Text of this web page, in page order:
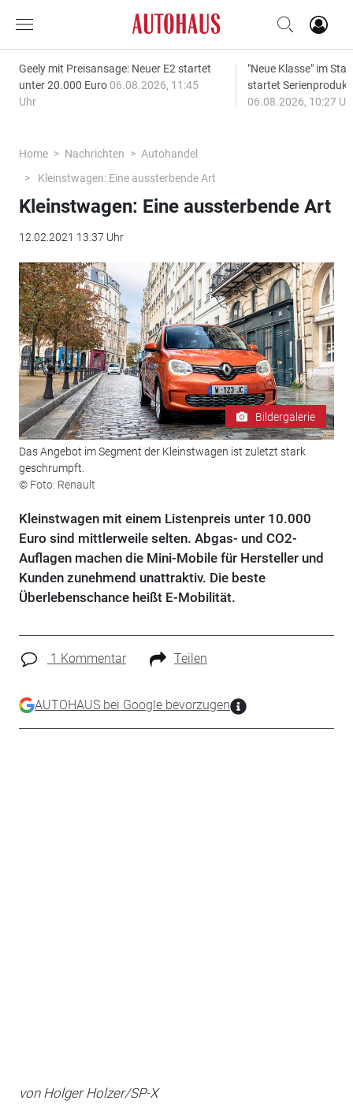
Geely mit Preisansage: Neuer E2 startet
unter 20.000 Euro 06.08.2026, 11:45
Uhr
"Neue Klasse" im
startet
06.08.2026, 10:27
Home Nachrichten
Autohandel
Kleinstwagen: Eine aussterbende Art
Kleinstwagen: Eine aussterbende Art
12.02.2021 13:37 Uhr
Bildergalerie
Das Angebot im Segment der Kleinstwagen ist zuletzt stark
geschrumpft.
© Foto: Renault
Kleinstwagen mit einem Listenpreis unter 10.000
Euro sind mittlerweile selten. Abgas- und CO2-
Auflagen machen die Mini-Mobile für Hersteller und
Kunden zunehmend unattraktiv. Die beste
Überlebenschance heißt E-Mobilität.
1 Kommentar Teilen
AUTOHAUS bei Google bevorzugen
von Holger Holzer/SP-X